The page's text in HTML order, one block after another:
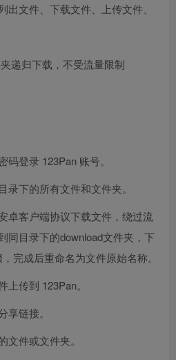
文件、下载文件、上传文件、
递归下载，不受流量限制
码登录 123Pan 账号。
录下的所有文件和文件夹。
卓客户端协议下载文件，绕过流
同目录下的download文件夹，下
完成后重命名为文件原始名称。
上传到 123Pan。
享链接。
文件或文件夹。